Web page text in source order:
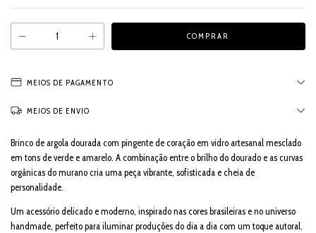
MEIOS DE PAGAMENTO
MEIOS DE ENVIO
Brinco de argola dourada com pingente de coração em vidro artesanal mesclado
em tons de verde e amarelo. A combinação entre o brilho do dourado e as curvas
orgânicas do murano cria uma peça vibrante, sofisticada e cheia de
personalidade.
Um acessório delicado e moderno, inspirado nas cores brasileiras e no universo
handmade, perfeito para iluminar produções do dia a dia com um toque autoral.